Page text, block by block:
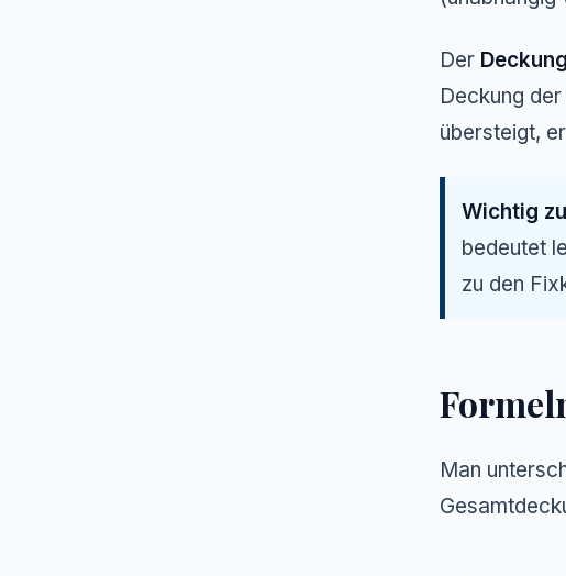
Der
Deckung
übersteigt,
Wichtig
bedeutet
zu den
Man